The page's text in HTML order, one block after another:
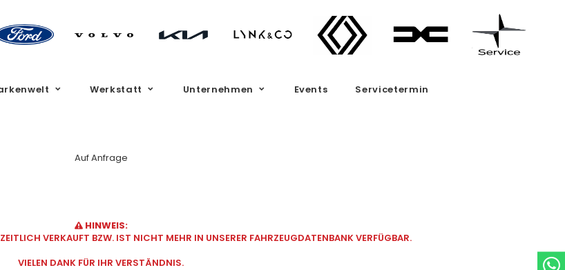
Werkstatt Unternehmen Events Servicetermin
Auf Anfrage
HINWEIS:
VERKAUFT BZW. IST NICHT MEHR IN UNSERER FAHRZEUGDATENBANK VERFÜGBAR.
VIELEN DANK FÜR IHR VERSTÄNDNIS.